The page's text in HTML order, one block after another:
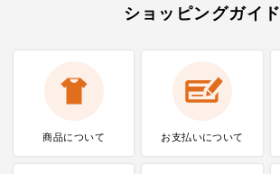
ショッピングガイド
商品について お支払いについて